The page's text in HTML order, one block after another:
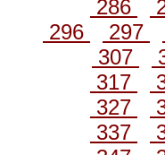
286
296
297
307
317
327
337